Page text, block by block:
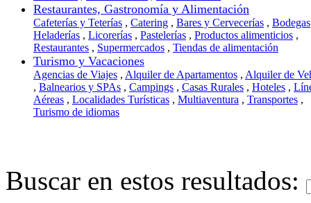
Restaurantes, Gastronomía y Alimentación
Cafeterías y Teterías , Catering , Bares y Cervecerías , Bodegas
Heladerías , Licorerías , Pastelerías , Productos alimenticios ,
Restaurantes , Supermercados , Tiendas de alimentación
Turismo y Vacaciones
Agencias de Viajes , Alquiler de Apartamentos , Alquiler de
, Balnearios y SPAs , Campings , Casas Rurales , Hoteles ,
Aéreas , Localidades Turísticas , Multiaventura , Transportes ,
Turismo de idiomas
Buscar en estos resultados: